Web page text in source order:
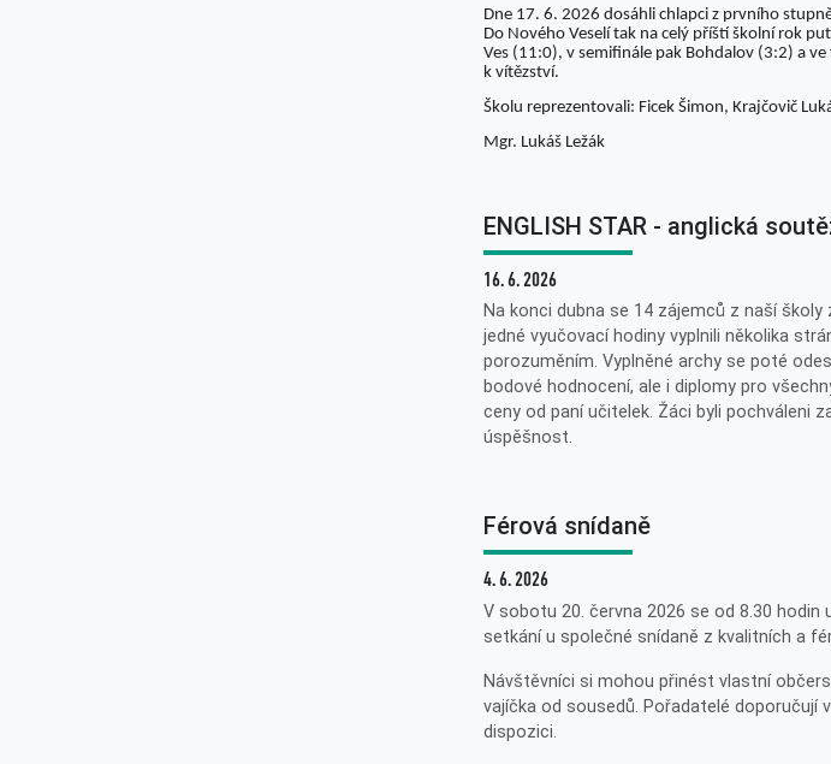
Dne 17. 6. 2026 dosáhli chlapci z prvního
Do Nového Veselí tak na celý příští školní rok
Ves (11:0), v semifinále pak Bohdalov (3:2) a
k vítězství.
Školu reprezentovali: Ficek Šimon, Krajčovič
Mgr. Lukáš Ležák
ENGLISH STAR - anglická
16. 6. 2026
Na konci dubna se 14 zájemců z naší
jedné vyučovací hodiny vyplnili několika
porozuměním. Vyplněné archy se poté
bodové hodnocení, ale i diplomy pro
ceny od paní učitelek. Žáci byli pochváleni
úspěšnost.
Férová snídaně
4. 6. 2026
V sobotu 20. června 2026 se od 8.30
setkání u společné snídaně z kvalitních a
Návštěvníci si mohou přinést vlastní
vajíčka od sousedů. Pořadatelé doporučují
dispozici.